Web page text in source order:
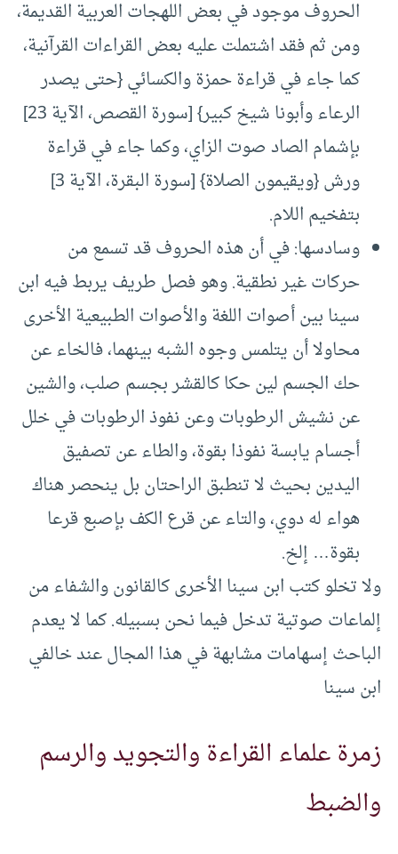
الحروف موجود في بعض اللهجات العربية القديمة،
ومن ثم فقد اشتملت عليه بعض القراءات القرآنية،
كما جاء في قراءة حمزة والكسائي {حتى يصدر
الرعاء وأبونا شيخ كبير} [سورة القصص، الآية 23]
بإشمام الصاد صوت الزاي، وكما جاء في قراءة
ورش {ويقيمون الصلاة} [سورة البقرة، الآية 3]
بتفخيم اللام.
وسادسها: في أن هذه الحروف قد تسمع من
حركات غير نطقية. وهو فصل طريف يربط فيه ابن
سينا بين أصوات اللغة والأصوات الطبيعية الأخرى
محاولا أن يتلمس وجوه الشبه بينهما، فالخاء عن
حك الجسم لين حكا كالقشر بجسم صلب، والشين
عن نشيش الرطوبات وعن نفوذ الرطوبات في خلل
أجسام يابسة نفوذا بقوة، والطاء عن تصفيق
اليدين بحيث لا تنطبق الراحتان بل ينحصر هناك
هواء له دوي، والتاء عن قرع الكف بإصبع قرعا
بقوة… إلخ.
ولا تخلو كتب ابن سينا الأخرى كالقانون والشفاء من
إلماعات صوتية تدخل فيما نحن بسبيله. كما لا يعدم
الباحث إسهامات مشابهة في هذا المجال عند خالفي
ابن سينا
زمرة علماء القراءة والتجويد والرسم
والضبط